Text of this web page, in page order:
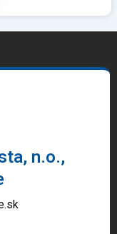
n.o.,